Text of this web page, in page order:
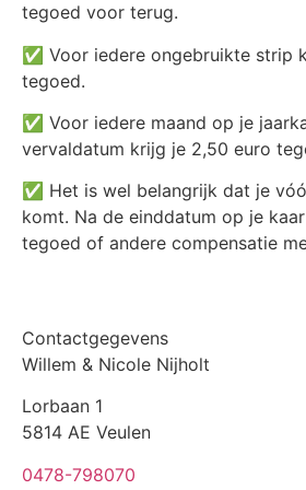
tegoed voor terug.
✅ Voor iedere ongebruikte strip
tegoed.
✅ Voor iedere maand op je
vervaldatum krijg je 2,50 euro
✅ Het is wel belangrijk dat je
komt. Na de einddatum op je
tegoed of andere compensatie
Contactgegevens
Willem & Nicole Nijholt
Lorbaan 1
5814 AE Veulen
0478-798070